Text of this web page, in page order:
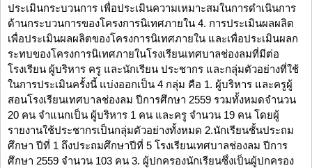
ประเมินกระบวนการ เพื่อประเมินความเหมาะสมในการดำเนินการ
ด้านกระบวนการของโครงการนิเทศภายใน 4. การประเมินผลผลิต
เพื่อประเมินผลผลิตของโครงการนิเทศภายใน และเพื่อประเมินผลก
ระทบของโครงการนิเทศภายในโรงเรียนเทศบาลช่องลมที่มีต่อ
โรงเรียน ผู้บริหาร ครู และนักเรียน ประชากร และกลุ่มตัวอย่างที่ใช้
ในการประเมินครั้งนี้ แบ่งออกเป็น 4 กลุ่ม คือ 1. ผู้บริหาร และครูผู้
สอนโรงเรียนเทศบาลช่องลม ปีการศึกษา 2559 รวมทั้งหมดจำนวน
20 คน จำแนกเป็น ผู้บริหาร 1 คน และครู จำนวน 19 คน โดยผู้
รายงานใช้ประชากรเป็นกลุ่มตัวอย่างทั้งหมด 2.นักเรียนชั้นประถม
ศึกษา ปีที่ 1 ถึงประถมศึกษาปีที่ 5 โรงเรียนเทศบาลช่องลม ปีการ
ศึกษา 2559 จำนวน 103 คน 3. ผู้ปกครองนักเรียนซึ่งเป็นผู้ปกครอง